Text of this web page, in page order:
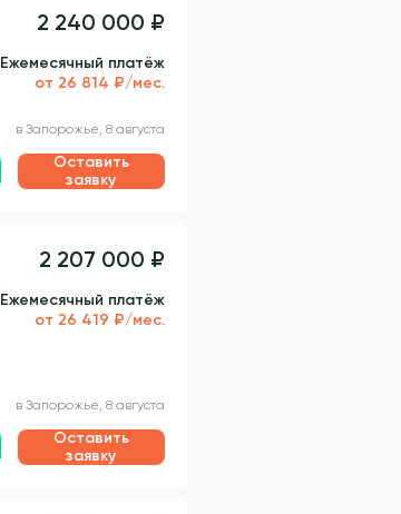
2 240 000 ₽
Ежемесячный платёж
от 26 814 ₽/мес.
в Запорожье, 8 августа
Оставить
заявку
2 207 000 ₽
Ежемесячный платёж
от 26 419 ₽/мес.
в Запорожье, 8 августа
Оставить
заявку